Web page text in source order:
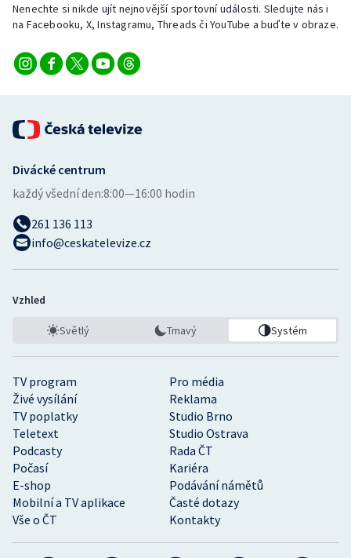
Nenechte si nikde ujít nejnovější sportovní události. Sledujte nás i
na Facebooku, X, Instagramu, Threads či YouTube a buďte v obraze.
TV program
Pro média
Živé vysílání
Reklama
TV poplatky
Studio Brno
Teletext
Studio Ostrava
Podcasty
Rada ČT
Počasí
Kariéra
E-shop
Podávání námětů
Mobilní a TV aplikace
Časté dotazy
Vše o ČT
Kontakty
Divácké centrum
každý všední den:8:00—16:00 hodin
261 136 113
info@ceskatelevize.cz
Vzhled
Světlý Tmavý Systém